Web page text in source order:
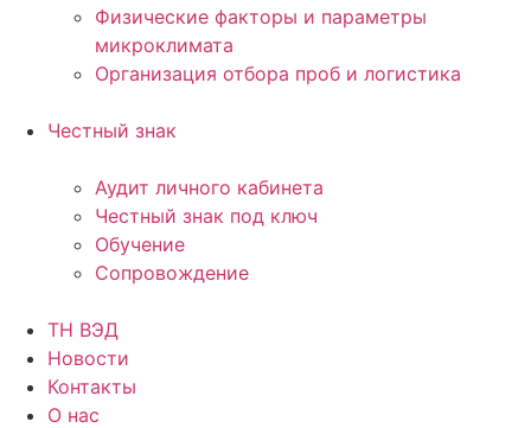
Физические факторы и параметры
микроклимата
Организация отбора проб и логистика
Честный знак
Аудит личного кабинета
Честный знак под ключ
Обучение
Сопровождение
ТН ВЭД
Новости
Контакты
О нас